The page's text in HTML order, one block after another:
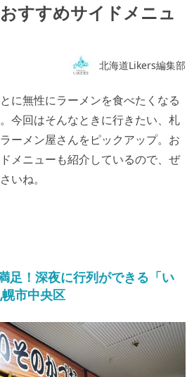
すすめサイドメニュ
北海道Likers編集部
に無性にラーメンを食べたくなる
今回はそんなときに行きたい、札
ーメン屋さんをピックアップ。お
メニューも紹介しているので、ぜ
いね。
足！深夜に行列ができる「い
市中央区